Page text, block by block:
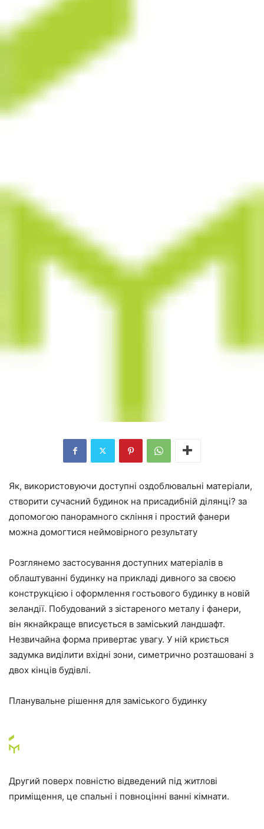
Як, використовуючи доступні оздоблювальні матеріали,
створити сучасний будинок на присадибній ділянці? за
допомогою панорамного скління і простий фанери
можна домогтися неймовірного результату
Розглянемо застосування доступних матеріалів в
облаштуванні будинку на прикладі дивного за своєю
конструкцією і оформлення гостьового будинку в новій
зеландії. Побудований з зістареного металу і фанери,
він якнайкраще вписується в заміський ландшафт.
Незвичайна форма привертає увагу. У ній криється
задумка виділити вхідні зони, симетрично розташовані з
двох кінців будівлі.
Планувальне рішення для заміського будинку
Другий поверх повністю відведений під житлові
приміщення, це спальні і повноцінні ванні кімнати.